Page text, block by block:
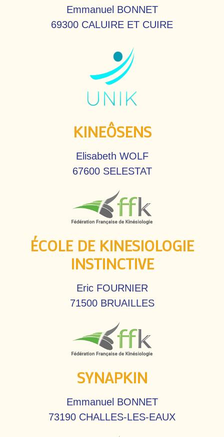
Emmanuel BONNET
69300 CALUIRE ET CUIRE
KINEÔSENS
Elisabeth WOLF
67600 SELESTAT
ÉCOLE DE KINESIOLOGIE
INSTINCTIVE
Eric FOURNIER
71500 BRUAILLES
SYNAPKIN
Emmanuel BONNET
73190 CHALLES-LES-EAUX